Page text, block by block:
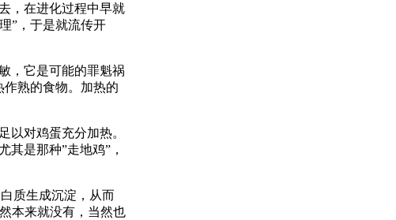
，在进化过程中早就
”，于是就流传开
，它是可能的罪魁祸
熟的食物。加热的
对鸡蛋充分加热。
是那种”走地鸡”，
质生成沉淀，从而
本来就没有，当然也